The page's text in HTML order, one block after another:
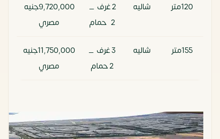
120متر شاليه
2 غرف _
2 حمام
9,720,000جنيه
مصري
155متر شاليه
3 غرف _
2 حمام
11,750,000جنيه
مصري